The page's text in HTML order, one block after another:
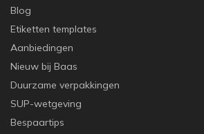
Blog
Etiketten templates
Aanbiedingen
Nieuw bij Baas
Duurzame verpakkingen
SUP-wetgeving
Bespaartips